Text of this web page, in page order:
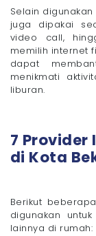
hasil
- 2.
streaming
- 3.
- 4.
Selain
juga dipakai
video call,
memilih internet
dapat
menikmati
liburan.
7
di Kota
Berikut
digunakan
lainnya di rumah: